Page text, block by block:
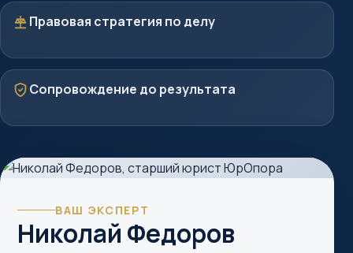
Стратегия
Правовая стратегия по делу
Защита
Сопровождение до результата
ВАШ ЭКСПЕРТ
Николай Федоров